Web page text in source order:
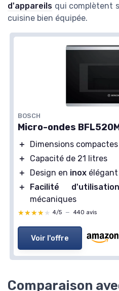
d'appareils qui complètent
cuisine bien équipée.
BOSCH
Micro-ondes
＋
Dimensions
＋
Capacité de 21 litres
＋
Design en inox élégant
＋
Facilité d'utilisation
mécaniques
★★★★★
★★★★★ 4/5 — 440 avis
Voir l'offre
Comparaison